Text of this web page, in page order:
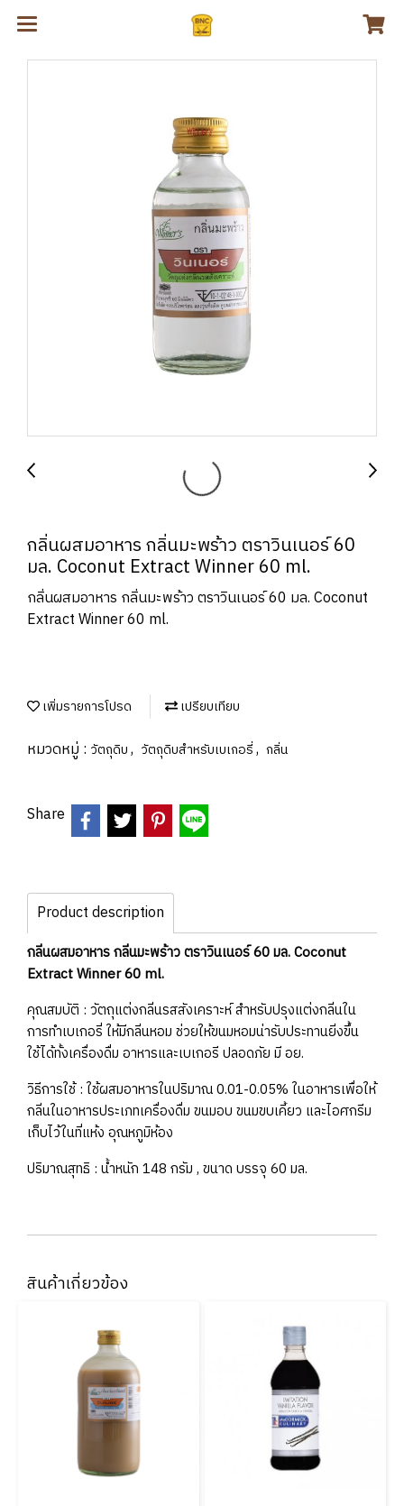
กลิ่นผสมอาหาร กลิ่นมะพร้าว ตราวินเนอร์ 60
มล. Coconut Extract Winner 60 ml.
กลิ่นผสมอาหาร กลิ่นมะพร้าว ตราวินเนอร์ 60 มล. Coconut
Extract Winner 60 ml.
เพิ่มรายการโปรด เปรียบเทียบ
หมวดหมู่ : วัตถุดิบ, วัตถุดิบสำหรับเบเกอรี่, กลิ่น
Share
Product description
กลิ่นผสมอาหาร กลิ่นมะพร้าว ตราวินเนอร์ 60 มล. Coconut
Extract Winner 60 ml.
คุณสมบัติ : วัตถุแต่งกลิ่นรสสังเคราะห์ สำหรับปรุงแต่งกลิ่นใน
การทำเบเกอรี่ ให้มีกลิ่นหอม ช่วยให้ขนมหอมน่ารับประทานยิ่งขึ้น
ใช้ได้ทั้งเครื่องดื่ม อาหารและเบเกอรี ปลอดภัย มี อย.
วิธีการใช้ : ใช้ผสมอาหารในปริมาณ 0.01-0.05% ในอาหารเพื่อให้
กลิ่นในอาหารประเภทเครื่องดื่ม ขนมอบ ขนมขบเคี้ยว และไอศกรีม
เก็บไว้ในที่แห้ง อุณหภูมิห้อง
ปริมาณสุทธิ : น้ำหนัก 148 กรัม , ขนาด บรรจุ 60 มล.
สินค้าเกี่ยวข้อง